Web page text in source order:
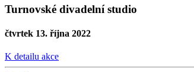
Turnovské divadelní studio
čtvrtek 13. října 2022
K detailu akce